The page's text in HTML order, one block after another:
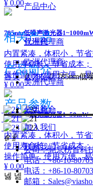
¥ 0.00
785nm低噪声激光器
内置紧凑，体积小，节省
使用寿命长，节省成本；
操作简单，使用方便，
¥ 0.00
785nm窄线宽激光器1~50mW -
内置紧凑，体积小，节省
使用寿命长，节省成本；
操作简单，使用方便，易
¥ 0.00
넳 넲
相关产品
产品简介
首页 ꄲ 785 ꄲ 785nm低
产品参数
ꁆ ꁇ
产品中心
代理商
人才招聘
关于我们
联系我们
亚洲代理商
欧洲代理商
美洲代理商
公司简介
加入我们
公司：北京榜首科
电话：+86-10-
电话： +86-10-
邮箱：